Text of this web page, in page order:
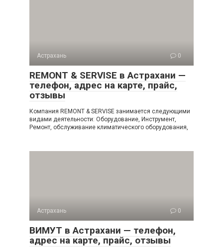
Астрахань 0
REMONT & SERVISE в Астрахани —
телефон, адрес на карте, прайс,
отзывы
Компания REMONT & SERVISE занимается следующими
видами деятельности: Оборудование, Инструмент,
Ремонт, обслуживание климатического оборудования,
Астрахань 0
ВИМУТ в Астрахани — телефон,
адрес на карте, прайс, отзывы